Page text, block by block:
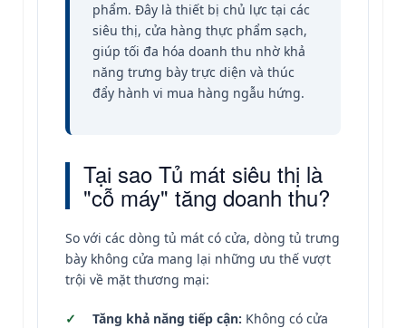
phẩm. Đây là thiết bị chủ lực tại các
siêu thị, cửa hàng thực phẩm sạch,
giúp tối đa hóa doanh thu nhờ khả
năng trưng bày trực diện và thúc
đẩy hành vi mua hàng ngẫu hứng.
Tại sao Tủ mát siêu thị là
"cỗ máy" tăng doanh thu?
So với các dòng tủ mát có cửa, dòng tủ trưng
bày không cửa mang lại những ưu thế vượt
trội về mặt thương mại:
Tăng khả năng tiếp cận: Không có cửa